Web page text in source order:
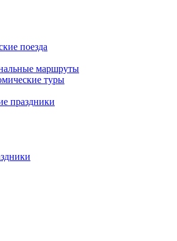
поезда
маршруты
туры
праздники